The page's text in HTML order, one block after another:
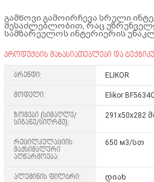
გამწოვი გამოირჩევა სრული
შესაძლებლობით, რაც
სამზარეულოს ინტერიერის
პროდუქტის მახასიათებლები და
ბრენდი: ELIKOR
მოდელი: Elikor
ზომები (სიმაღლე/
სიგანე/სიღრმე):
291х50х282
რეცილკულაციის
მაქსიმალური
აღწარმოება:
650 м3/სთ
ალუმინის ფილტრი: დიახ